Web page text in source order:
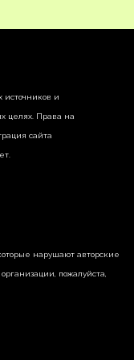
источников и
целях. Права на
сайта
нарушают авторские
пожалуйста,